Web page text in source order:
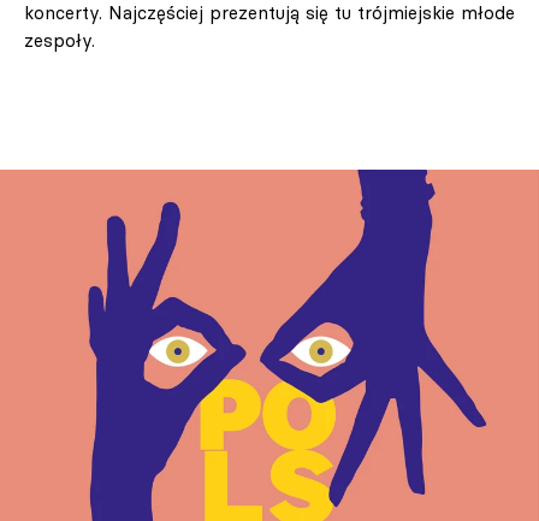
koncerty. Najczęściej prezentują się tu trójmiejskie młode
zespoły.